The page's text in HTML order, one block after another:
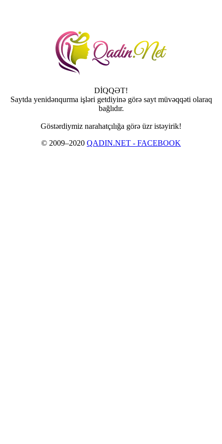
DİQQƏT!
Saytda yenidənqurma işləri getdiyinə görə sayt müvəqqəti olaraq
bağlıdır.
Göstərdiymiz narahatçılığa görə üzr istəyirik!
© 2009–2020 QADIN.NET - FACEBOOK